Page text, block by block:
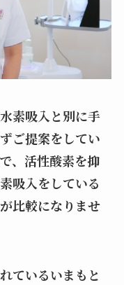
素吸入と別に手
ご提案をしてい
、活性酸素を抑
吸入をしている
比較になりませ
ているいまもと